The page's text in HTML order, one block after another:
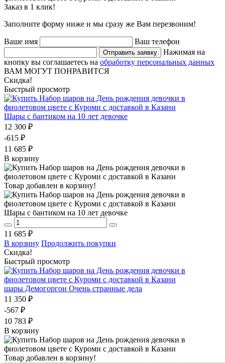
Заказ в 1 клик!
Заполните форму ниже и мы сразу же Вам перезвоним!
Ваше имя Ваш телефон
Отправить заявку
Нажимая на
кнопку вы соглашаетесь на обработку персональных данных
ВАМ МОГУТ ПОНРАВИТСЯ
Скидка!
Быстрый просмотр
Шары с бантиком на 10 лет девочке
12 300 ₽
-615 ₽
11 685 ₽
В корзину
Товар добавлен в корзину!
Шары с бантиком на 10 лет девочке
11 685 ₽
В корзину Продолжить покупки
Скидка!
Быстрый просмотр
шары Демогоргон Очень странные дела
11 350 ₽
-567 ₽
10 783 ₽
В корзину
Товар добавлен в корзину!